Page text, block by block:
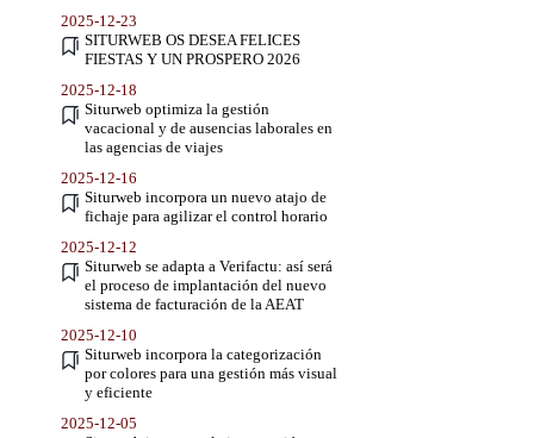
2025-12-23
SITURWEB OS DESEA FELICES
FIESTAS Y UN PROSPERO 2026
2025-12-18
Siturweb optimiza la gestión
vacacional y de ausencias laborales en
las agencias de viajes
2025-12-16
Siturweb incorpora un nuevo atajo de
fichaje para agilizar el control horario
2025-12-12
Siturweb se adapta a Verifactu: así será
el proceso de implantación del nuevo
sistema de facturación de la AEAT
2025-12-10
Siturweb incorpora la categorización
por colores para una gestión más visual
y eficiente
2025-12-05